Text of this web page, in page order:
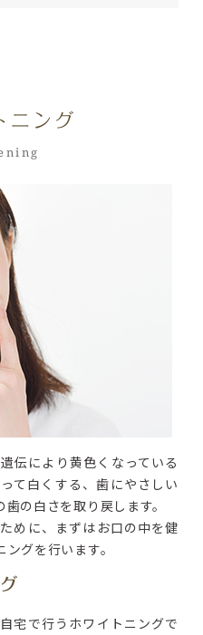
ニング
伝により黄色くなっている
て白くする、歯にやさしい
の白さを取り戻します。
めに、まずはお口の中を健
グを行います。
宅で行うホワイトニングで